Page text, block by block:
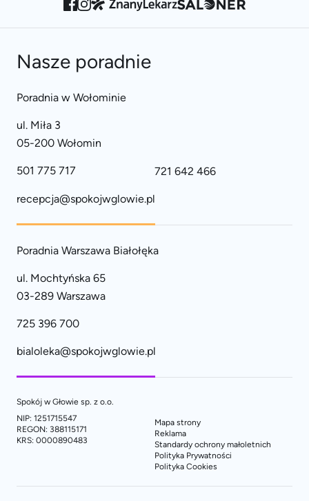
Nasze poradnie
Poradnia w Wołominie
ul. Miła 3
05-200 Wołomin
501 775 717 721 642 466
recepcja@spokojwglowie.pl
Poradnia Warszawa Białołęka
ul. Mochtyńska 65
03-289 Warszawa
725 396 700
bialoleka@spokojwglowie.pl
Spokój w Głowie sp. z o.o.
NIP: 1251715547
REGON: 388115171
KRS: 0000890483
Mapa strony
Reklama
Standardy ochrony małoletnich
Polityka Prywatności
Polityka Cookies